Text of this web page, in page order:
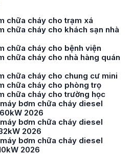
chữa cháy cho trạm xá
chữa cháy cho khách sạn nhà
chữa cháy cho bệnh viện
chữa cháy cho nhà hàng quán
chữa cháy cho chung cư mini
chữa cháy cho phòng trọ
chữa cháy cho trường học
bơm chữa cháy diesel
2026
bơm chữa cháy diesel
2026
bơm chữa cháy diesel
2026